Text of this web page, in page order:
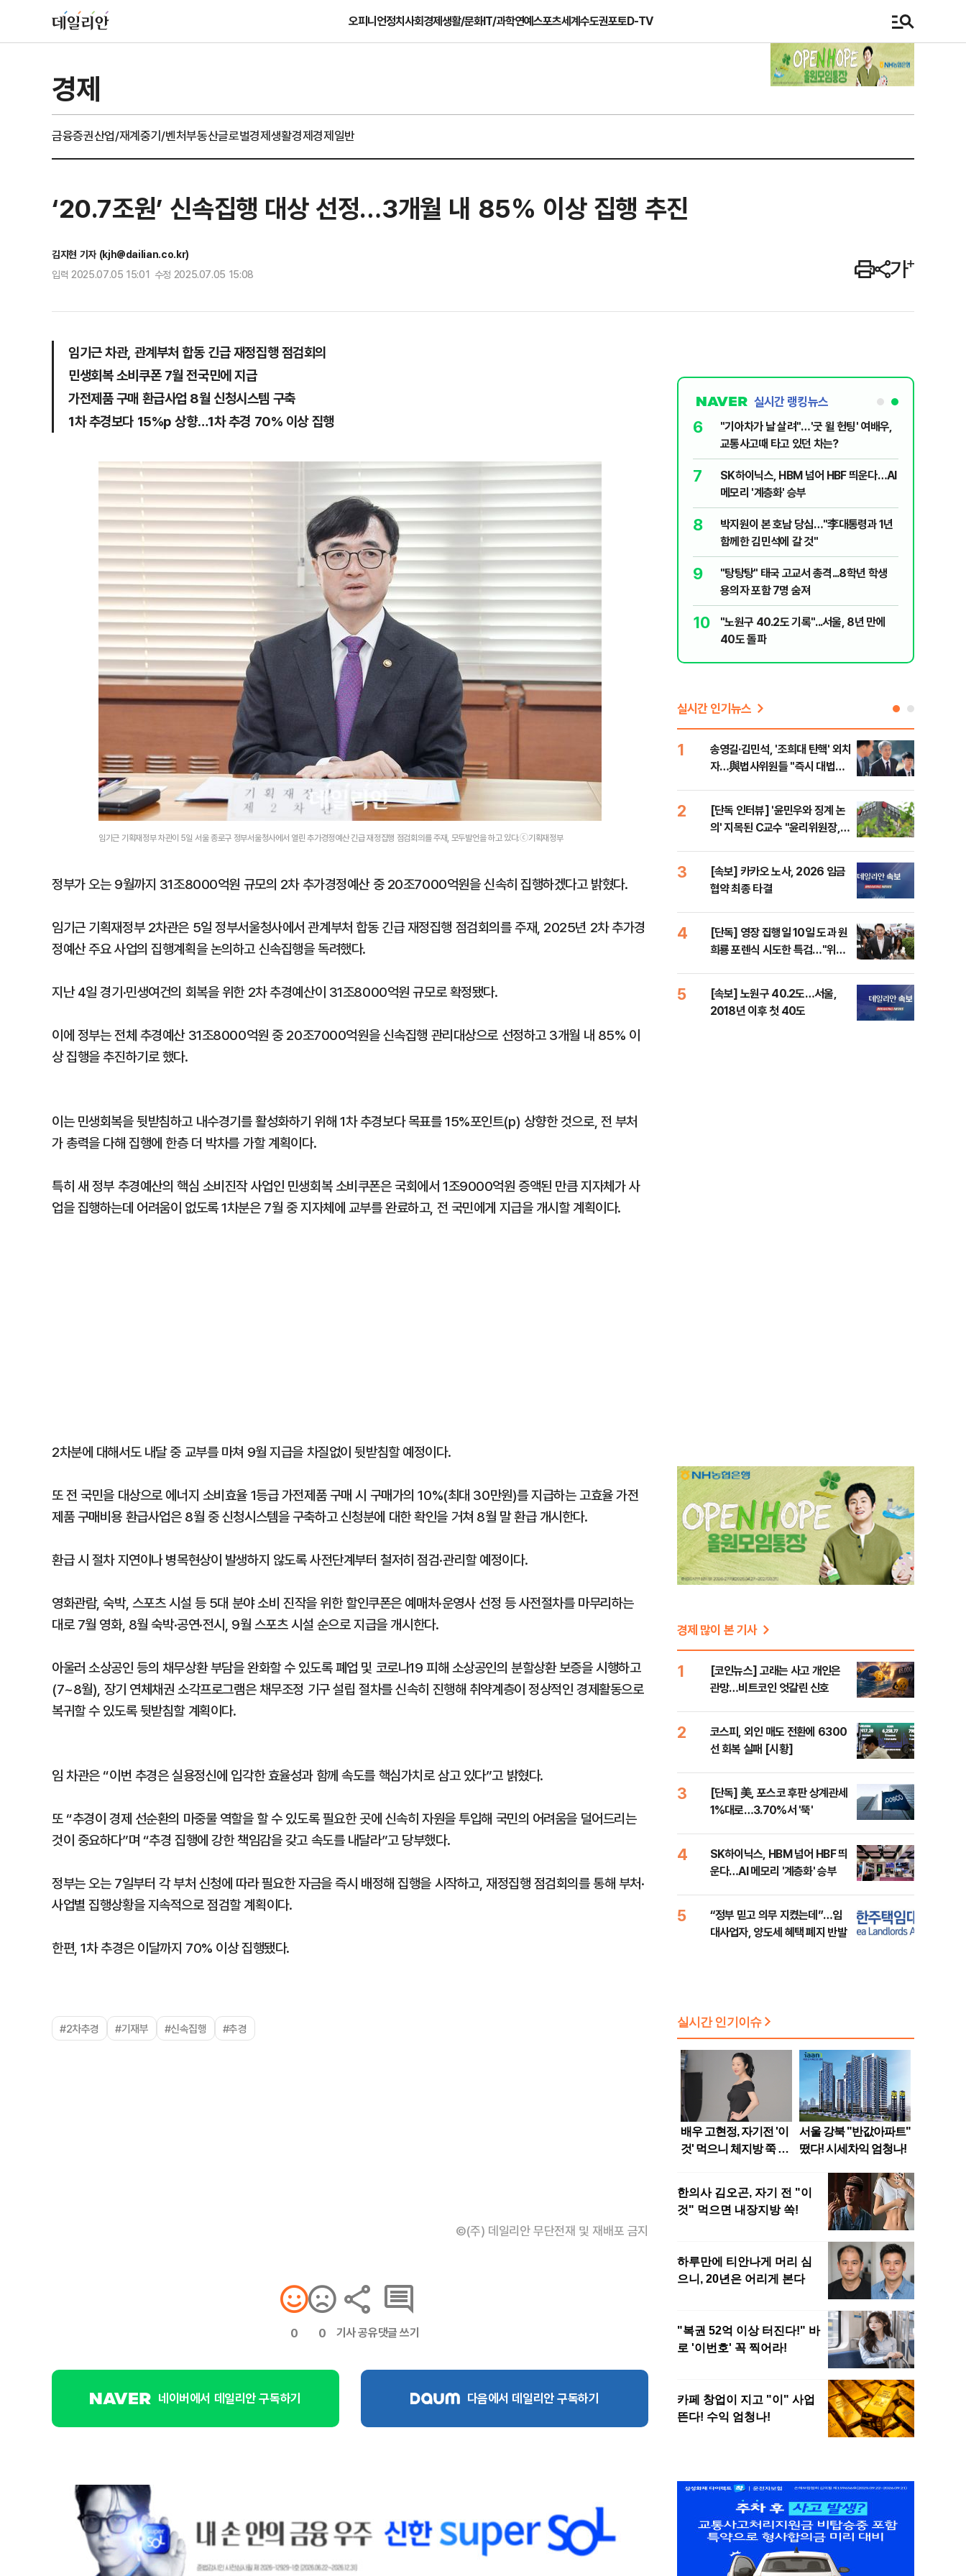
오피니언정치사회경제생활/문화IT/과학연예스포츠세계수도권포토D-TV
경제
금융증권산업/재계중기/벤처부동산글로벌경제생활경제경제일반
‘20.7조원’ 신속집행 대상 선정…3개월 내 85% 이상 집행 추진
김지현 기자 (kjh@dailian.co.kr)
입력 2025.07.05 15:01 수정 2025.07.05 15:08
임기근 차관, 관계부처 합동 긴급 재정집행 점검회의
민생회복 소비쿠폰 7월 전국민에 지급
가전제품 구매 환급사업 8월 신청시스템 구축
1차 추경보다 15%p 상향…1차 추경 70% 이상 집행
임기근 기획재정부 차관이 5일 서울 종로구 정부서울청사에서 열린 추가경정예산 긴급 재정집행 점검회의를 주재, 모두발언을 하고 있다.ⓒ기획재정부
정부가 오는 9월까지 31조8000억원 규모의 2차 추가경정예산 중 20조7000억원을 신속히 집행하겠다고 밝혔다.
임기근 기획재정부 2차관은 5일 정부서울청사에서 관계부처 합동 긴급 재정집행 점검회의를 주재, 2025년 2차 추가경
정예산 주요 사업의 집행계획을 논의하고 신속집행을 독려했다.
지난 4일 경기·민생여건의 회복을 위한 2차 추경예산이 31조8000억원 규모로 확정됐다.
이에 정부는 전체 추경예산 31조8000억원 중 20조7000억원을 신속집행 관리대상으로 선정하고 3개월 내 85% 이
상 집행을 추진하기로 했다.
이는 민생회복을 뒷받침하고 내수경기를 활성화하기 위해 1차 추경보다 목표를 15%포인트(p) 상향한 것으로, 전 부처
가 총력을 다해 집행에 한층 더 박차를 가할 계획이다.
특히 새 정부 추경예산의 핵심 소비진작 사업인 민생회복 소비쿠폰은 국회에서 1조9000억원 증액된 만큼 지자체가 사
업을 집행하는데 어려움이 없도록 1차분은 7월 중 지자체에 교부를 완료하고, 전 국민에게 지급을 개시할 계획이다.
2차분에 대해서도 내달 중 교부를 마쳐 9월 지급을 차질없이 뒷받침할 예정이다.
또 전 국민을 대상으로 에너지 소비효율 1등급 가전제품 구매 시 구매가의 10%(최대 30만원)를 지급하는 고효율 가전
제품 구매비용 환급사업은 8월 중 신청시스템을 구축하고 신청분에 대한 확인을 거쳐 8월 말 환급 개시한다.
환급 시 절차 지연이나 병목현상이 발생하지 않도록 사전단계부터 철저히 점검·관리할 예정이다.
영화관람, 숙박, 스포츠 시설 등 5대 분야 소비 진작을 위한 할인쿠폰은 예매처·운영사 선정 등 사전절차를 마무리하는
대로 7월 영화, 8월 숙박·공연·전시, 9월 스포츠 시설 순으로 지급을 개시한다.
아울러 소상공인 등의 채무상환 부담을 완화할 수 있도록 폐업 및 코로나19 피해 소상공인의 분할상환 보증을 시행하고
(7~8월), 장기 연체채권 소각프로그램은 채무조정 기구 설립 절차를 신속히 진행해 취약계층이 정상적인 경제활동으로
복귀할 수 있도록 뒷받침할 계획이다.
임 차관은 “이번 추경은 실용정신에 입각한 효율성과 함께 속도를 핵심가치로 삼고 있다”고 밝혔다.
또 “추경이 경제 선순환의 마중물 역할을 할 수 있도록 필요한 곳에 신속히 자원을 투입해 국민의 어려움을 덜어드리는
것이 중요하다”며 “추경 집행에 강한 책임감을 갖고 속도를 내달라”고 당부했다.
정부는 오는 7일부터 각 부처 신청에 따라 필요한 자금을 즉시 배정해 집행을 시작하고, 재정집행 점검회의를 통해 부처·
사업별 집행상황을 지속적으로 점검할 계획이다.
한편, 1차 추경은 이달까지 70% 이상 집행됐다.
#2차추경 #기재부 #신속집행 #추경
©(주) 데일리안 무단전재 및 재배포 금지
0 0 기사 공유댓글 쓰기
네이버에서 데일리안 구독하기 다음에서 데일리안 구독하기
실시간 랭킹뉴스
2
하닉 프리마켓 하한가 논란에…NXT "12
일부터 상·하한가 주문금지"
3
"편해서 매일 신었는데"...전문가가 경고한
'크록스'의 숨은 위험
4
[속보] 노원구 40.2도…서울, 2018년 이
후 첫 40도
5
[단독 인터뷰] '윤민우와 징계 논의' 지목
된 C교수 "윤리위원장, 외부와 논의 잘못
된 행위"
6
"기아차가 날 살려"…'굿 윌 헌팅' 여배우,
교통사고때 타고 있던 차는?
7
SK하이닉스, HBM 넘어 HBF 띄운다…AI
메모리 '계층화' 승부
8
박지원이 본 호남 당심…"李대통령과 1년
함께한 김민석에 갈 것"
9
"탕탕탕" 태국 고교서 총격...8학년 학생
용의자 포함 7명 숨져
10
"노원구 40.2도 기록"...서울, 8년 만에
40도 돌파
실시간 인기뉴스
1
송영길·김민석, '조희대 탄핵' 외치
자…與법사위원들 "즉시 대법관
2
[단독 인터뷰] '윤민우와 징계 논
의' 지목된 C교수 "윤리위원장,
3
[속보] 카카오 노사, 2026 임금
협약 최종 타결
4
[단독] 영장 집행일 10일 도과 원
희룡 포렌식 시도한 특검…"위법
5
[속보] 노원구 40.2도…서울,
2018년 이후 첫 40도
경제 많이 본 기사
1
[코인뉴스] 고래는 사고 개인은
관망…비트코인 엇갈린 신호
2
코스피, 외인 매도 전환에 6300
선 회복 실패 [시황]
3
[단독] 美, 포스코 후판 상계관세
1%대로…3.70%서 '뚝'
4
SK하이닉스, HBM 넘어 HBF 띄
운다…AI 메모리 '계층화' 승부
5
“정부 믿고 의무 지켰는데”…임
대사업자, 양도세 혜택 폐지 반발